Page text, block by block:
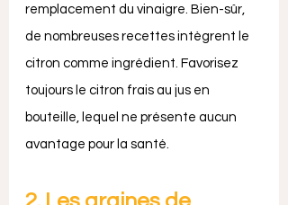
remplacement du vinaigre. Bien-sûr,
de nombreuses recettes intègrent le
citron comme ingrédient. Favorisez
toujours le citron frais au jus en
bouteille, lequel ne présente aucun
avantage pour la santé.